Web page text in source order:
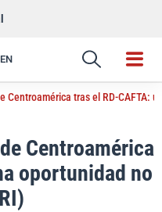
EN
Enlace
Centroamérica tras el RD-CAFTA:
Centroamérica
oportunidad no